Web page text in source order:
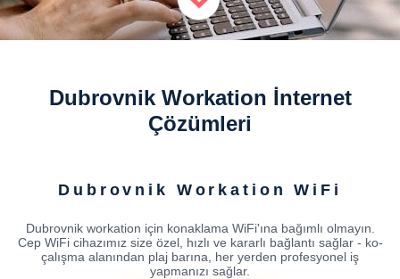
Dubrovnik Workation İnternet
Çözümleri
Dubrovnik Workation WiFi
Dubrovnik workation için konaklama WiFi'ına bağımlı olmayın.
Cep WiFi cihazımız size özel, hızlı ve kararlı bağlantı sağlar - ko-
çalışma alanından plaj barına, her yerden profesyonel iş
yapmanızı sağlar.